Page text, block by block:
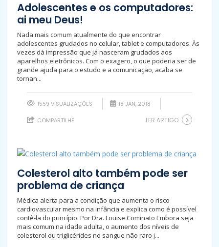
Adolescentes e os computadores:
ai meu Deus!
Nada mais comum atualmente do que encontrar
adolescentes grudados no celular, tablet e computadores. Às
vezes dá impressão que já nasceram grudados aos
aparelhos eletrônicos. Com o exagero, o que poderia ser de
grande ajuda para o estudo e a comunicação, acaba se
tornan...
1559 VISUALIZAÇÕES 18 JAN, 2018
COMPARTILHE LER ARTIGO
Colesterol alto também pode ser
problema de criança
Médica alerta para a condição que aumenta o risco
cardiovascular mesmo na infância e explica como é possível
contê-la do princípio. Por Dra. Louise Cominato Embora seja
mais comum na idade adulta, o aumento dos níveis de
colesterol ou triglicérides no sangue não raro j...